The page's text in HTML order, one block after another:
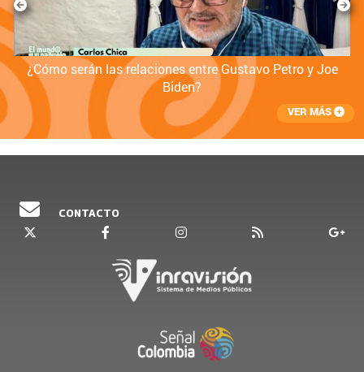
¿Cómo serán las relaciones entre Gustavo Petro y Joe
Biden?
VER MÁS
CONTACTO